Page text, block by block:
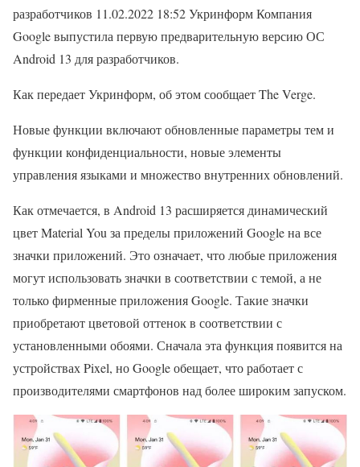
разработчиков 11.02.2022 18:52 Укринформ Компания
Google выпустила первую предварительную версию ОС
Android 13 для разработчиков.
Как передает Укринформ, об этом сообщает The Verge.
Новые функции включают обновленные параметры тем и
функции конфиденциальности, новые элементы
управления языками и множество внутренних обновлений.
Как отмечается, в Android 13 расширяется динамический
цвет Material You за пределы приложений Google на все
значки приложений. Это означает, что любые приложения
могут использовать значки в соответствии с темой, а не
только фирменные приложения Google. Такие значки
приобретают цветовой оттенок в соответствии с
установленными обоями. Сначала эта функция появится на
устройствах Pixel, но Google обещает, что работает с
производителями смартфонов над более широким запуском.